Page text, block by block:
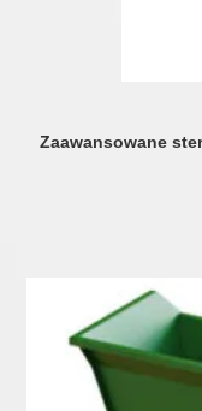
Zaawansowane